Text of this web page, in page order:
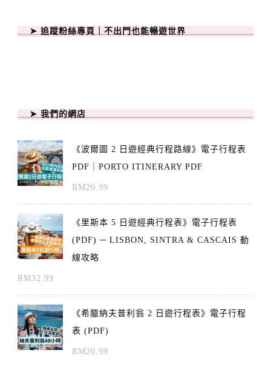
➤ 追蹤粉絲專頁｜不出門也能暢遊世界
➤ 我們的網店
《波爾圖 2 日遊經典行程路線》電子行程表
PDF｜PORTO ITINERARY PDF
RM20.99
《里斯本 5 日遊經典行程表》電子行程表
(PDF) ─ LISBON, SINTRA & CASCAIS 動
線攻略
RM32.99
《希臘納夫普利翁 2 日遊行程表》電子行程
表 (PDF)
RM20.99